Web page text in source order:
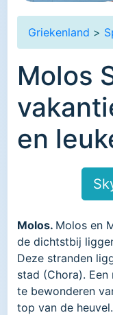
Griekenland >
Molos
en
Molos. Molos en
de dichtstbij
Deze stranden
stad (Chora).
te bewonderen
top van de